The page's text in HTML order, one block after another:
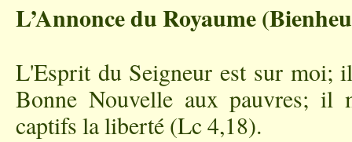
L’Annonce du Royaume
L'Esprit du Seigneur est sur moi;
Bonne Nouvelle aux pauvres; il
captifs la liberté (Lc 4,18).